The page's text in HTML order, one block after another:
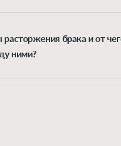
пополам, хотя иногда
что каждый имел до
либо получил после
брака и от
ними?
зависит от нескольких